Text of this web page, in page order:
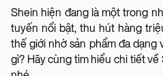
Shein hiện đang là một trong
tuyến nổi bật, thu hút hàng
thế giới nhờ sản phẩm đa dạng
gì? Hãy cùng tìm hiểu chi tiết